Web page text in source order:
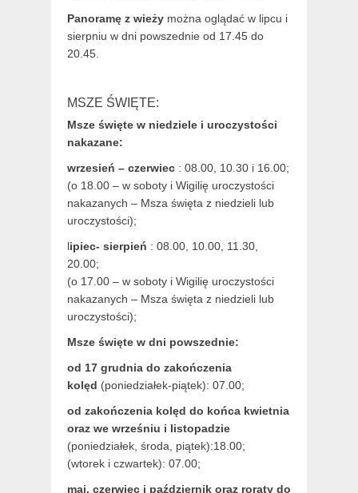
Panoramę z wieży można oglądać w lipcu i
sierpniu w dni powszednie od 17.45 do
20.45.
MSZE ŚWIĘTE:
Msze święte w niedziele i uroczystości
nakazane:
wrzesień – czerwiec : 08.00, 10.30 i 16.00;
(o 18.00 – w soboty i Wigilię uroczystości
nakazanych – Msza święta z niedzieli lub
uroczystości);
lipiec- sierpień : 08.00, 10.00, 11.30,
20.00;
(o 17.00 – w soboty i Wigilię uroczystości
nakazanych – Msza święta z niedzieli lub
uroczystości);
Msze święte w dni powszednie:
od 17 grudnia do zakończenia
kolęd (poniedziałek-piątek): 07.00;
od zakończenia kolęd do końca kwietnia
oraz we wrześniu i listopadzie
(poniedziałek, środa, piątek):18.00;
(wtorek i czwartek): 07.00;
maj, czerwiec i październik oraz roraty do